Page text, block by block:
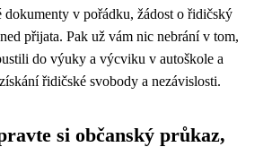
dokumenty v pořádku, žádost o řidičský
přijata. Pak už vám nic nebrání v tom,
do výuky a výcviku v autoškole a
řidičské svobody a nezávislosti.
si občanský průkaz,